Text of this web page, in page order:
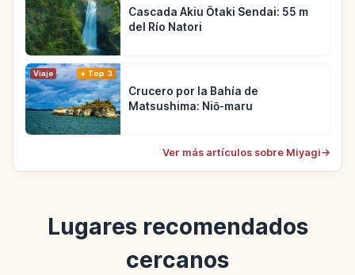
Cascada Akiu Ōtaki Sendai: 55 m
del Río Natori
Viaje Top 3
Crucero por la Bahía de
Matsushima: Niō-maru
Ver más artículos sobre Miyagi→
Lugares recomendados
cercanos